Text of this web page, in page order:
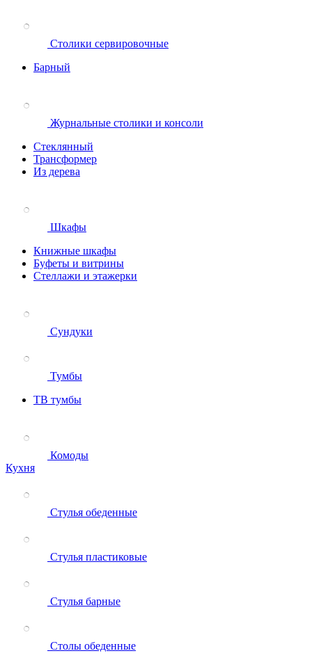
Столики сервировочные
Барный
Журнальные столики и консоли
Стеклянный
Трансформер
Из дерева
Шкафы
Книжные шкафы
Буфеты и витрины
Стеллажи и этажерки
Сундуки
Тумбы
ТВ тумбы
Комоды
Кухня
Стулья обеденные
Стулья пластиковые
Стулья барные
Столы обеденные